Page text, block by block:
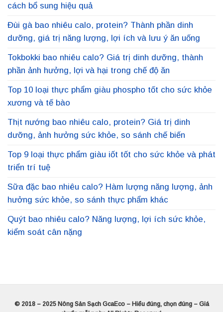
cách bổ sung hiệu quả
Đùi gà bao nhiêu calo, protein? Thành phần dinh
dưỡng, giá trị năng lượng, lợi ích và lưu ý ăn uống
Tokbokki bao nhiêu calo? Giá trị dinh dưỡng, thành
phần ảnh hưởng, lợi và hại trong chế độ ăn
Top 10 loại thực phẩm giàu phospho tốt cho sức khỏe
xương và tế bào
Thịt nướng bao nhiêu calo, protein? Giá trị dinh
dưỡng, ảnh hưởng sức khỏe, so sánh chế biến
Top 9 loại thực phẩm giàu iốt tốt cho sức khỏe và phát
triển trí tuệ
Sữa đặc bao nhiêu calo? Hàm lượng năng lượng, ảnh
hưởng sức khỏe, so sánh thực phẩm khác
Quýt bao nhiêu calo? Năng lượng, lợi ích sức khỏe,
kiểm soát cân nặng
© 2018 – 2025 Nông Sản Sạch GcaEco – Hiểu đúng, chọn đúng – Giá